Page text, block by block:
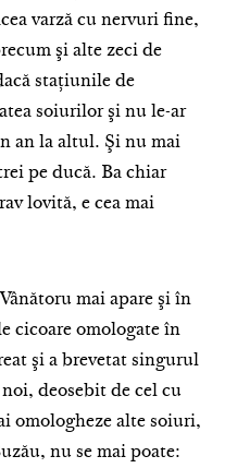
varză cu nervuri fine,
şi alte zeci de
staţiunile de
soiurilor şi nu le-ar
an la altul. Şi nu mai
pe ducă. Ba chiar
lovită, e cea mai
mai apare şi în
cicoare omologate în
şi a brevetat singurul
deosebit de cel cu
omologheze alte soiuri,
nu se mai poate: